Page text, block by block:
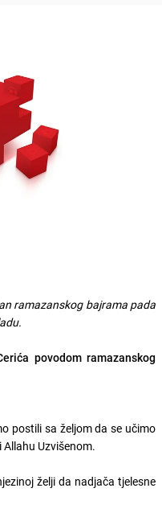
ramazanskog bajrama pada
povodom ramazanskog
postili sa željom da se učimo
Uzvišenom.
želji da nadjača tjelesne